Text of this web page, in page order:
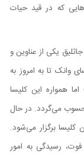
که در قید حیات
یکی از عناوین و
وانک تا به امروز به
همواره این کلیسا
می‌گردد. در حال
کلیسا برگزار می‌شود.
فوت، رسیدگی به امور